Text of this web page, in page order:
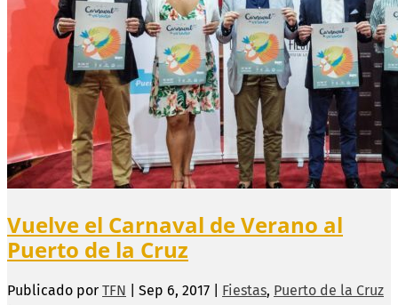
Vuelve el Carnaval de Verano al
Puerto de la Cruz
Publicado por TFN Sep 6, 2017 Fiestas, Puerto de la Cruz